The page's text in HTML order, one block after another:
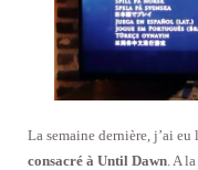
La semaine dernière, j’ai
consacré à Until Dawn . A